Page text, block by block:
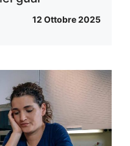
12 Ottobre 2025